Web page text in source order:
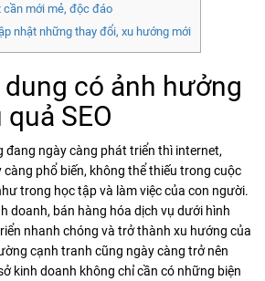
mới mẻ, độc đáo
nhật những thay đổi, xu hướng mới
dung có ảnh hưởng
SEO
đang ngày càng phát triển thì internet,
càng phổ biến, không thể thiếu trong cuộc
trong học tập và làm việc của con người.
doanh, bán hàng hóa dịch vụ dưới hình
nhanh chóng và trở thành xu hướng của
cạnh tranh cũng ngày càng trở nên
kinh doanh không chỉ cần có những biện